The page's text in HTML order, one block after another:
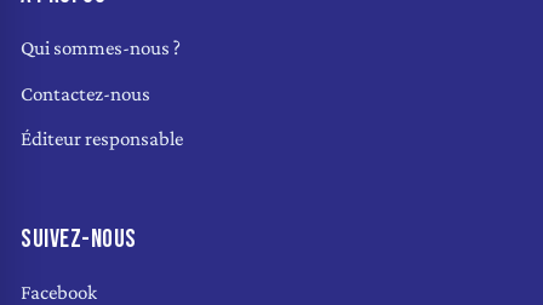
Qui sommes-nous ?
Contactez-nous
Éditeur responsable
SUIVEZ-NOUS
Facebook